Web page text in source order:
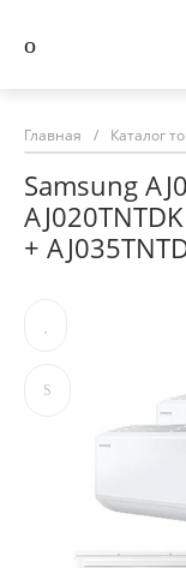
Главная / Каталог
Samsung
+